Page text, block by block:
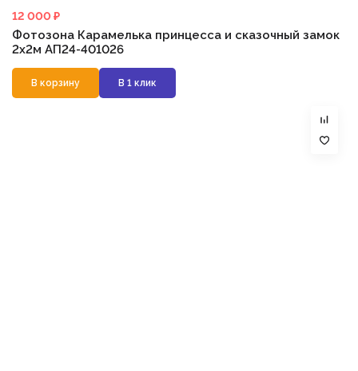
12 000 ₽
Фотозона Карамелька принцесса и сказочный замок
2х2м АП24-401026
В корзину В 1 клик